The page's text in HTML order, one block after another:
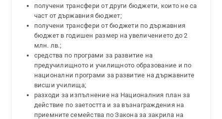
получени трансфери от други бюджети, които не са
част от държавния бюджет;
получени трансфери от бюджети по държавния
бюджет в годишен размер на увеличението до 2
млн. лв.;
средства по програми за развитие на
предучилищното и училищното образование и по
национални програми за развитие на държавните
висши училища;
разходи за изпълнение на Националния план за
действие по заетостта и за възнаграждения на
приемните семейства по Закона за закрила на